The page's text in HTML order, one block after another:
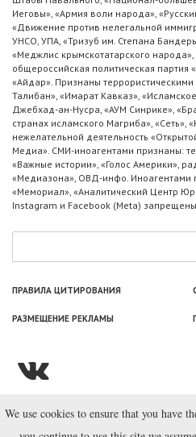
Иеговы», «Армия воли народа»,
«Движение против нелегальной
УНСО, УПА, «Тризуб им. Степана
«Меджлис крымскотатарского
общероссийская политическая партия
«Айдар». Признаны
Талибан», «Имарат Кавказ»,
Джебхад-ан-Нусра, «АУМ Синрике»,
странах исламского Магриба», «Сеть»,
нежелательной деятельность
Медиа». СМИ-иноагентами признаны:
«Важные истории», «Голос Америки»,
«Медиазона», ОВД-инфо. Иноагентами
«Мемориал», «Аналитический Центр
Instagram и Facebook (Metа)
ПРАВИЛА ЦИТИРОВАНИЯ
РАЗМЕЩЕНИЕ РЕКЛАМЫ
© ООО «Лаборатория
We use cookies to ensure that you have